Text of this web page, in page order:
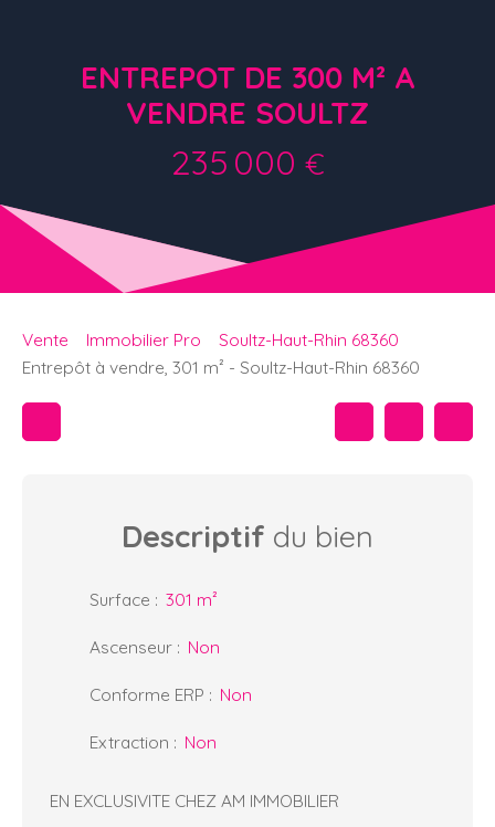
ENTREPOT DE 300 M² A
VENDRE SOULTZ
235 000 €
Vente Immobilier Pro
Soultz-Haut-Rhin 68360
Entrepôt à vendre, 301 m² - Soultz-Haut-Rhin 68360
Descriptif du bien
Surface : 301 m²
Ascenseur : Non
Conforme ERP : Non
Extraction : Non
EN EXCLUSIVITE CHEZ AM IMMOBILIER